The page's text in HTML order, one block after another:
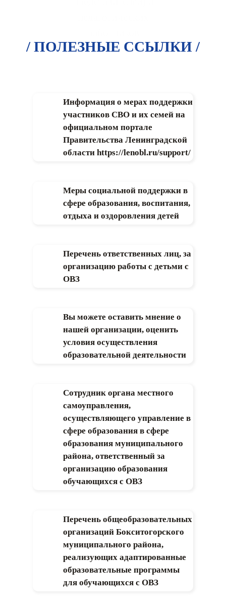
/ ПОЛЕЗНЫЕ ССЫЛКИ /
Информация о мерах поддержки
участников СВО и их семей на
официальном портале
Правительства Ленинградской
области https://lenobl.ru/support/
Меры социальной поддержки в
сфере образования, воспитания,
отдыха и оздоровления детей
Перечень ответственных лиц, за
организацию работы с детьми с
ОВЗ
Вы можете оставить мнение о
нашей организации, оценить
условия осуществления
образовательной деятельности
Сотрудник органа местного
самоуправления,
осуществляющего управление в
сфере образования в сфере
образования муниципального
района, ответственный за
организацию образования
обучающихся с ОВЗ
Перечень общеобразовательных
организаций Бокситогорского
муниципального района,
реализующих адаптированные
образовательные программы
для обучающихся с ОВЗ